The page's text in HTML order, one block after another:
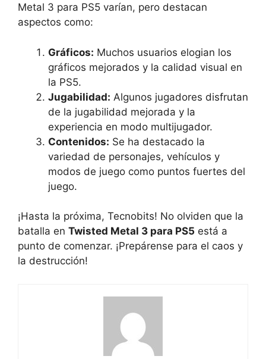
Metal 3 para PS5 varían, pero destacan
aspectos como:
Gráficos: Muchos usuarios elogian los
gráficos mejorados y la calidad visual en
la PS5.
Jugabilidad: Algunos jugadores disfrutan
de la jugabilidad mejorada y la
experiencia en modo multijugador.
Contenidos: Se ha destacado la
variedad de personajes, vehículos y
modos de juego como puntos fuertes del
juego.
¡Hasta la próxima, Tecnobits! No olviden que la
batalla en Twisted Metal 3 para PS5 está a
punto de comenzar. ¡Prepárense para el caos y
la destrucción!